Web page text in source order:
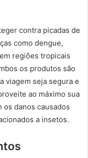
contra picadas de
como dengue,
regiões tropicais
os produtos são
viagem seja segura e
ao máximo sua
danos causados
a insetos.